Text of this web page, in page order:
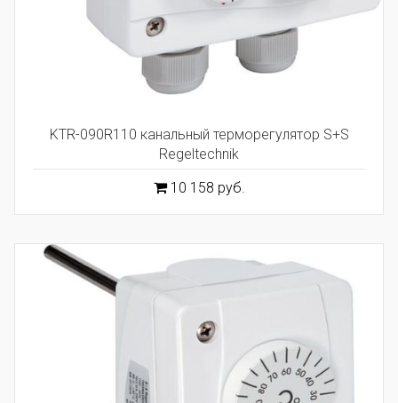
KTR-090R110 канальный терморегулятор S+S
Regeltechnik
10 158 руб.